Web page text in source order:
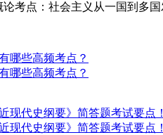
考点：社会主义从一国到多
哪些高频考点？
哪些高频考点？
现代史纲要》简答题考试要点！
现代史纲要》简答题考试要点！